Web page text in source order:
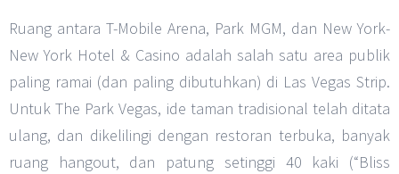
Ruang antara T-Mobile Arena, Park MGM, dan New York-
New York Hotel & Casino adalah salah satu area publik
paling ramai (dan paling dibutuhkan) di Las Vegas Strip.
Untuk The Park Vegas, ide taman tradisional telah ditata
ulang, dan dikelilingi dengan restoran terbuka, banyak
ruang hangout, dan patung setinggi 40 kaki (“Bliss